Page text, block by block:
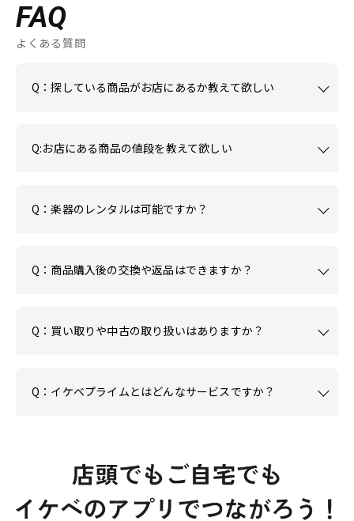
FAQ
よくある質問
Q：探している商品がお店にあるか教えて欲しい
Q:お店にある商品の値段を教えて欲しい
Q：楽器のレンタルは可能ですか？
Q：商品購入後の交換や返品はできますか？
Q：買い取りや中古の取り扱いはありますか？
Q：イケベプライムとはどんなサービスですか？